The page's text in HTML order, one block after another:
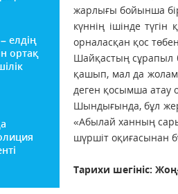
елдің
ортақ
жарлығы бойынша
күннің ішінде
орналасқан қос
Шайқастың сұрапыл
қашып, мал да
деген қосымша атау
Шындығында, бұл
«Абылай ханның
шүршіт оқиғасынан
Тарихи шегініс: